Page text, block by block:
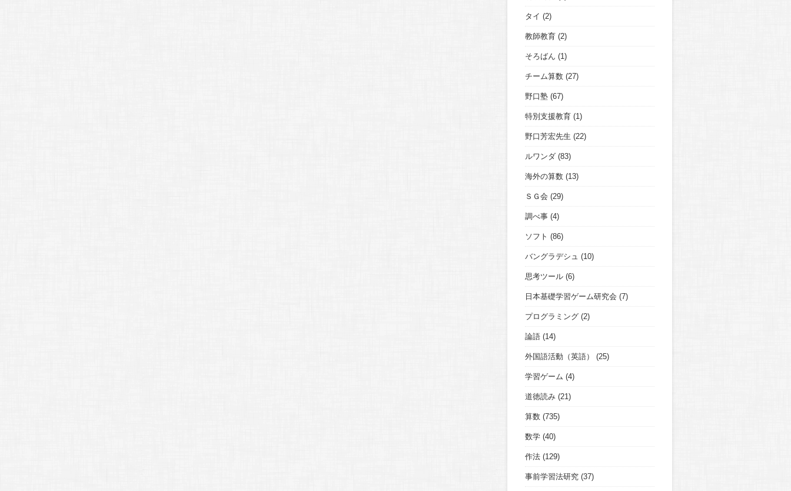
タイ (2)
教師教育 (2)
そろばん (1)
チーム算数 (27)
野口塾 (67)
特別支援教育 (1)
野口芳宏先生 (22)
ルワンダ (83)
海外の算数 (13)
ＳＧ会 (29)
調べ事 (4)
ソフト (86)
バングラデシュ (10)
思考ツール (6)
日本基礎学習ゲーム研究会 (7)
プログラミング (2)
論語 (14)
外国語活動（英語） (25)
学習ゲーム (4)
道徳読み (21)
算数 (735)
数学 (40)
作法 (129)
事前学習法研究 (37)